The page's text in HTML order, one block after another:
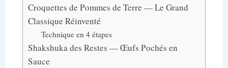
Croquettes de Pommes de Terre — Le Grand
Classique Réinventé
Technique en 4 étapes
Shakshuka des Restes — Œufs Pochés en
Sauce